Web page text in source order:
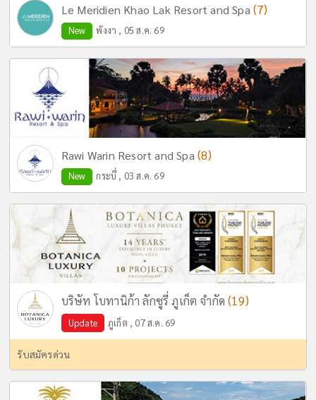
Le Meridien Khao Lak Resort and Spa (7)
New พังงา , 05 ส.ค. 69
Rawi Warin Resort and Spa (8)
New กระบี่ , 03 ส.ค. 69
บริษัท โบทานิก้า ลักซูรี่ ภูเก็ต จำกัด(19)
Update ภูเก็ต , 07 ส.ค. 69
รับสมัครด่วน